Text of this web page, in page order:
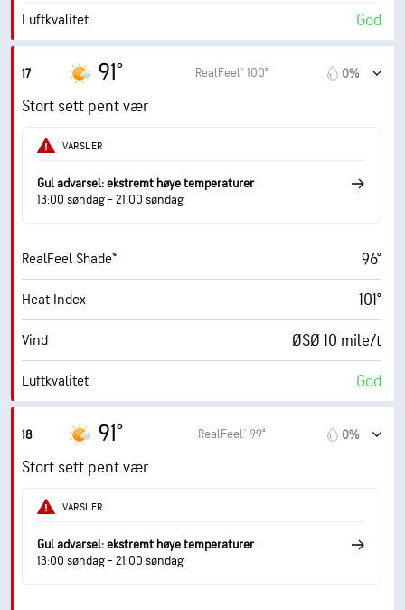
Luftkvalitet God
Maks. UV-indeks
Vindkast
Fuktighet
Duggpunkt 74° F
Skydekke 13%
Sikt 10 mi
Skydekke 30000 fot
17 91° RealFeel® 100° 0%
Stort sett pent vær
VARSLER
Gul advarsel: ekstremt høye temperaturer
13:00 søndag - 21:00 søndag
RealFeel Shade™ 96°
Heat Index 101°
Vind ØSØ 10 mile/t
Luftkvalitet God
Maks. UV-indeks
Vindkast
Fuktighet
Duggpunkt 74° F
18 91° RealFeel® 99° 0%
Stort sett pent vær
VARSLER
Gul advarsel: ekstremt høye temperaturer
13:00 søndag - 21:00 søndag